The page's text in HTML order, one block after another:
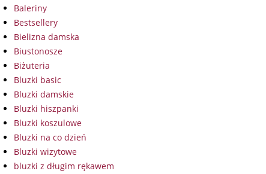
Baleriny
Bestsellery
Bielizna damska
Biustonosze
Biżuteria
Bluzki basic
Bluzki damskie
Bluzki hiszpanki
Bluzki koszulowe
Bluzki na co dzień
Bluzki wizytowe
bluzki z długim rękawem